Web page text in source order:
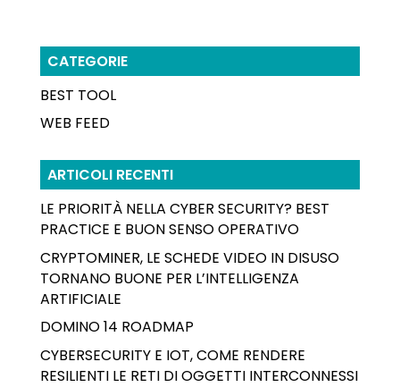
CATEGORIE
BEST TOOL
WEB FEED
ARTICOLI RECENTI
LE PRIORITÀ NELLA CYBER SECURITY? BEST
PRACTICE E BUON SENSO OPERATIVO
CRYPTOMINER, LE SCHEDE VIDEO IN DISUSO
TORNANO BUONE PER L’INTELLIGENZA
ARTIFICIALE
DOMINO 14 ROADMAP
CYBERSECURITY E IOT, COME RENDERE
RESILIENTI LE RETI DI OGGETTI INTERCONNESSI